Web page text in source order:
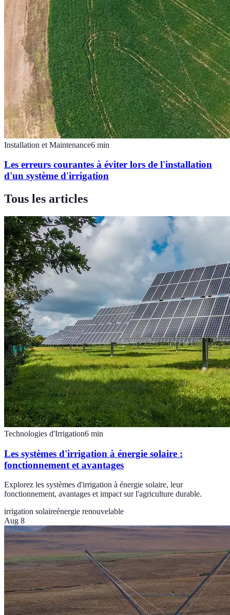
Installation et Maintenance6 min
Les erreurs courantes à éviter lors de l'installation
d'un système d'irrigation
Tous les articles
Technologies d'Irrigation6 min
Les systèmes d'irrigation à énergie solaire :
fonctionnement et avantages
Explorez les systèmes d'irrigation à énergie solaire, leur
fonctionnement, avantages et impact sur l'agriculture durable.
irrigation solaireénergie renouvelable
Aug 8